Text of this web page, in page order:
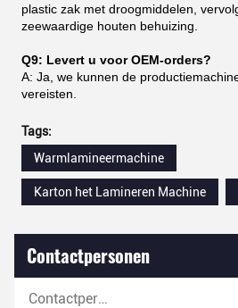
plastic zak met droogmiddelen,
zeewaardige houten behuizing.
Q9: Levert u voor OEM-orders?
A: Ja, we kunnen de
vereisten.
Tags:
Warmlamineermachine
Karton het Lamineren Machine
Contactpersonen
Contactpersonen: